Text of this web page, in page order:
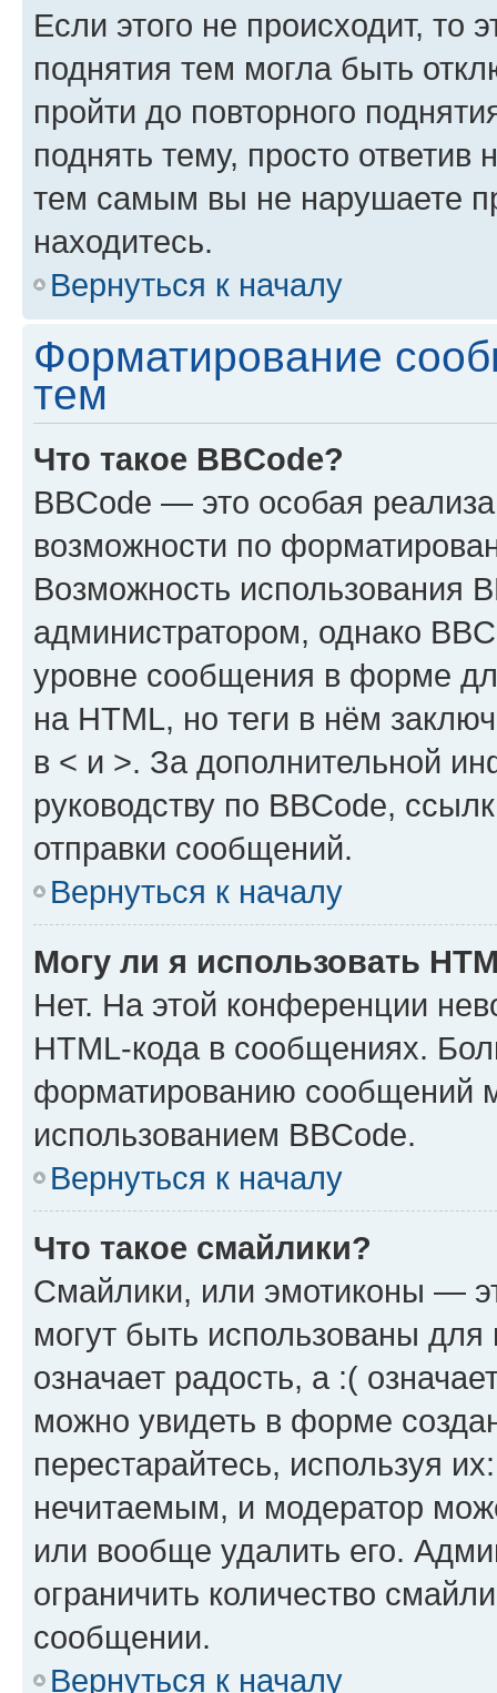
Если этого не происходит, то
поднятия тем могла быть
пройти до повторного
поднять тему, просто ответив
тем самым вы не нарушаете
находитесь.
Вернуться к началу
Форматирование
тем
Что такое BBCode?
BBCode — это особая
возможности по
Возможность использования
администратором, однако
уровне сообщения в форме
на HTML, но теги в нём
в < и >. За дополнительной
руководству по BBCode,
отправки сообщений.
Вернуться к началу
Могу ли я использовать
Нет. На этой конференции
HTML-кода в сообщениях.
форматированию сообщений
использованием BBCode.
Вернуться к началу
Что такое смайлики?
Смайлики, или эмотиконы —
могут быть использованы
означает радость, а :(
можно увидеть в форме
перестарайтесь, используя
нечитаемым, и модератор
или вообще удалить его.
ограничить количество
сообщении.
Вернуться к началу